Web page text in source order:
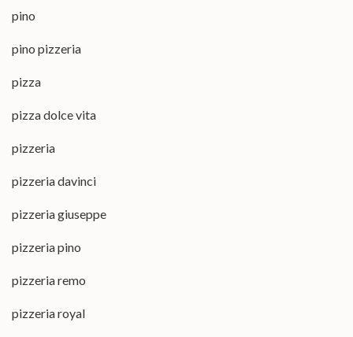
pino
pino pizzeria
pizza
pizza dolce vita
pizzeria
pizzeria davinci
pizzeria giuseppe
pizzeria pino
pizzeria remo
pizzeria royal